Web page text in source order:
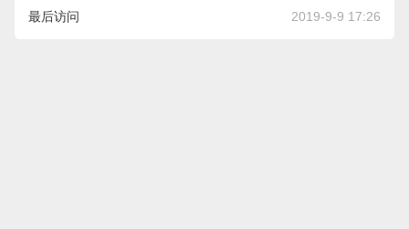
最后访问 2019-9-9 17:26